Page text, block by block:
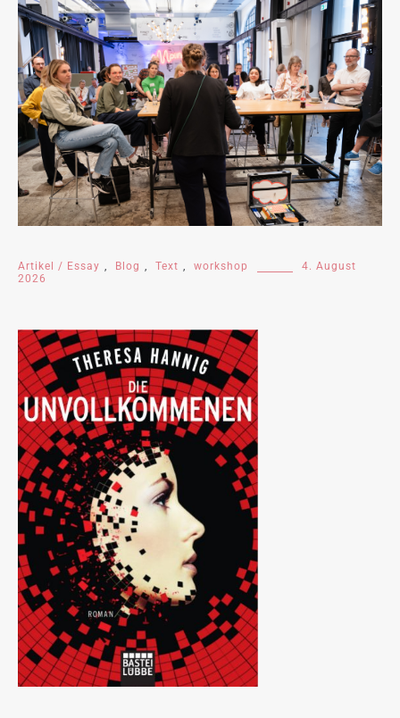
Artikel / Essay , Blog , Text , workshop
4. August
2026